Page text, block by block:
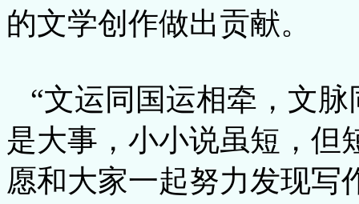
的文学创作做出贡献。
“文运同国运相牵，文脉
是大事，小小说虽短，但
愿和大家一起努力发现写